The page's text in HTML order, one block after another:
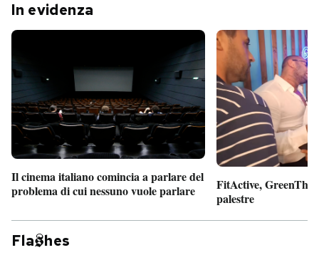
In evidenza
Il cinema italiano comincia a parlare del
problema di cui nessuno vuole parlare
FitActive,
palestre
Fla hes